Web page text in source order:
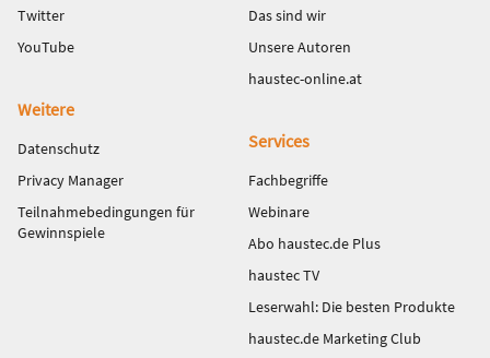
Twitter
YouTube
Das sind wir
Unsere Autoren
haustec-online.at
Weitere
Datenschutz
Privacy Manager
Teilnahmebedingungen für
Gewinnspiele
Services
Fachbegriffe
Webinare
Abo haustec.de Plus
haustec TV
Leserwahl: Die besten Produkte
haustec.de Marketing Club